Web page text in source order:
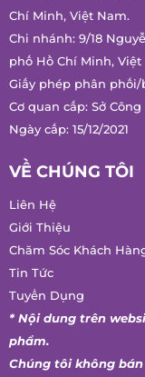
Trụ sở chính: 618/34
Chí Minh, Việt Nam.
Chi nhánh: 9/18
phố Hồ Chí Minh, Việt
Giấy phép phân phối/
Cơ quan cấp: Sở
Liên Hệ
Giới Thiệu
Chăm Sóc Khách Hàng
Tin Tức
Tuyển Dụng
* Nội dung trên
phẩm.